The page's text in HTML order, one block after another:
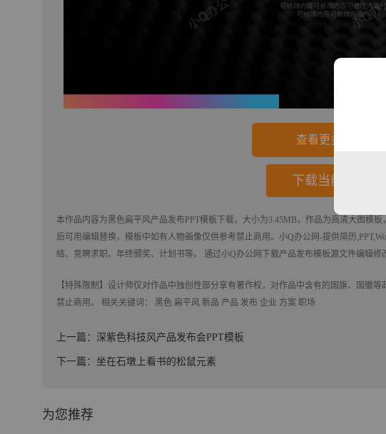
查看更多内容
下载当前模板
本作品内容为黑色扁平风产品发布PPT模板 下载，大小为3.45MB，作品为高清大图模板
后可用编辑替换，模板中如有人物画像仅供参考禁止商用。 小Q办公网-提供简历
结、竞聘求职、年终颁奖、计划书等。 通过小Q办公网下载产品发布模板源文件编辑修
【特殊限制】设计师仅对作品中独创性部分享有著作权，对作品中含有的国旗、国徽
禁止商用。 相关关键词： 黑色 扁平风 新品 产品 发布 企业 方案 职场
上一篇：深紫色科技风产品发布会PPT模板
下一篇：坐在石墩上看书的松鼠元素
为您推荐